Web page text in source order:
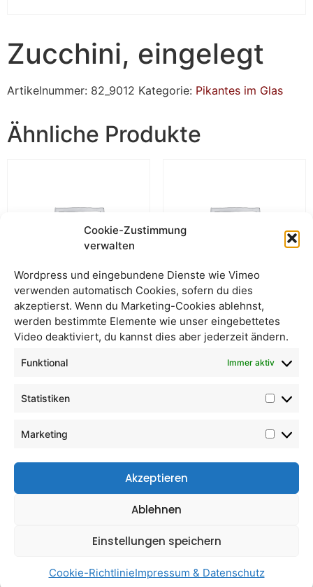
Cookie-Zustimmung
verwalten
Wordpress und eingebundene Dienste wie Vimeo
verwenden automatisch Cookies, sofern du dies
akzeptierst. Wenn du Marketing-Cookies ablehnst,
werden bestimmte Elemente wie unser eingebettetes
Video deaktiviert, du kannst dies aber jederzeit ändern.
Funktional Immer aktiv
Statistiken
Marketing
Akzeptieren
Ablehnen
Einstellungen speichern
Cookie-RichtlinieImpressum & Datenschutz
Zucchini, eingelegt
Artikelnummer: 82_9012 Kategorie: Pikantes im Glas
Ähnliche Produkte
Kraut mit Paprika
Roterübensalat in
Scheiben